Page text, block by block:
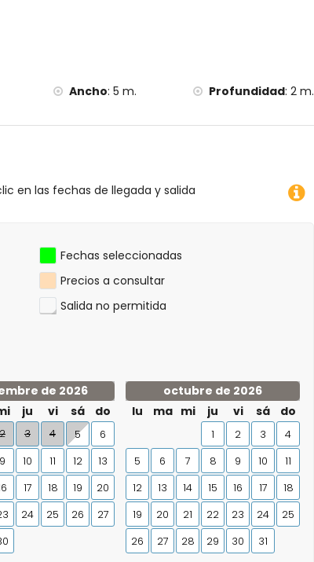
surf, windsurf y esquí acuático (a menos de 1000
y escalada (a menos de 5 kilómetros del
Ancho: 5 m. Profundidad: 2 m.
en las fechas de llegada y salida
Fechas seleccionadas
Precios a consultar
Salida no permitida
de 2026
ju vi sá do
2 3 4 5
6
9 10 11 12
13
17 18 19
20
24 25 26
27
octubre de 2026
lu
ma mi ju vi sá do
1 2 3
4
5
6 7 8 9 10
11
12
13 14 15 16 17
18
19
20 21 22 23 24
25
26
27 28 29 30 31